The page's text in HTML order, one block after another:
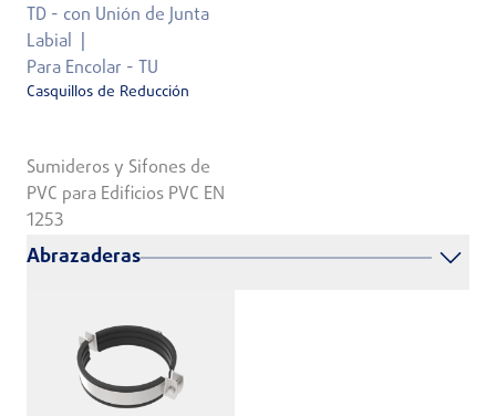
TD - con Unión de Junta
Labial
Para Encolar - TU
Casquillos de Reducción
Sumideros y Sifones de
PVC para Edificios PVC EN
1253
Abrazaderas